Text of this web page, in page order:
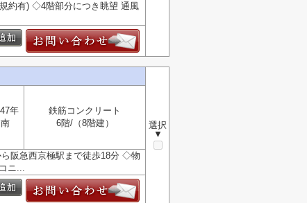
約有) ◇4階部分につき眺望 通風
選択
▼
年
南
鉄筋コンクリート
6階/（8階建）
阪急西京極駅まで徒歩18分 ◇物
ニ...